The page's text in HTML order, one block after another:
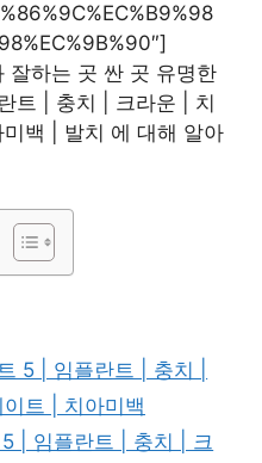
잘하는 곳 싼 곳 유명한
트 | 충치 | 크라운 | 치
백 | 발치 에 대해 알아
5 | 임플란트 | 충치 |
트 | 치아미백
| 임플란트 | 충치 | 크